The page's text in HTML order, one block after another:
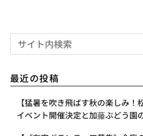
最近の投稿
【​猛暑を吹き飛ばす秋の楽しみ！
イベント開催決定と加藤ぶどう園